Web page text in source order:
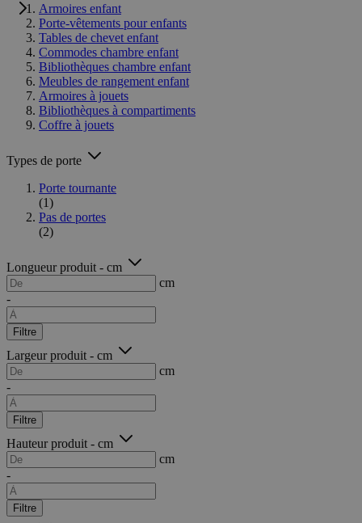
Armoires enfant
Porte-vêtements pour enfants
Tables de chevet enfant
Commodes chambre enfant
Bibliothèques chambre enfant
Meubles de rangement enfant
Armoires à jouets
Bibliothèques à compartiments
Coffre à jouets
Types de porte
Porte tournante
(1)
Pas de portes
(2)
Longueur produit - cm
cm
-
Filtre
Largeur produit - cm
cm
-
Filtre
Hauteur produit - cm
cm
-
Filtre